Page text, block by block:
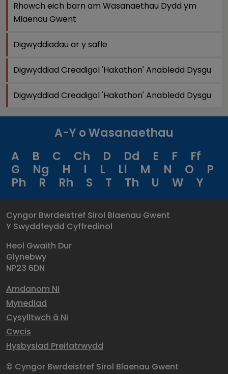
Rhowch eich barn am Wasanaethau Dydd ym
Mlaenau Gwent
Digwyddiadau ar y safle
Digwyddiad Creadigol 'Hakathon' Anabledd Dysgu
Digwyddiad Creadigol 'Hakathon' Anabledd Dysgu
A-Y o Wasanaethau
A
B C Ch D Dd E F
Ff
G
Ng H I L Ll M N O
P
Ph
R Rh S T Th U W Y
Cyngor Bwrdeistref Sirol Blaenau Gwent
Y Swyddfeydd Cyffredinol
Heol Gwaith Dur
Glynebwy
NP23 6DN
Amdanom Ni
Mynediad
Cysylltwch â Ni
Cwcis
Hysbysiad Preifatrwydd
© Cyngor Bwrdeistref Sirol Blaenau Gwent